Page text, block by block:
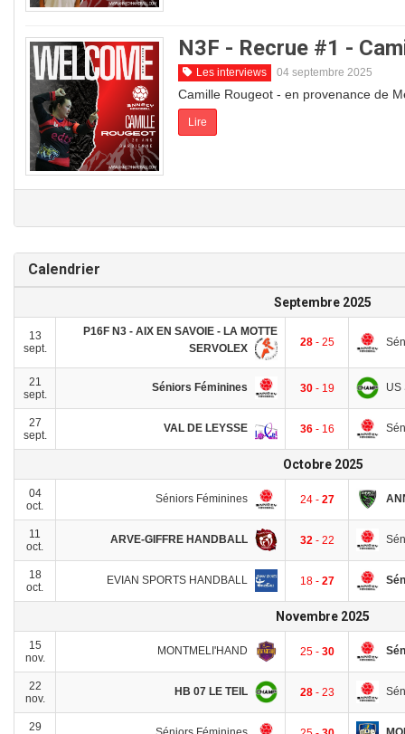
N3F - Recrue #1 -
Les interviews 04 septembre 2025
Camille Rougeot - en provenance de
Lire
Calendrier
Septembre 2025
13
sept.
P16F N3 - AIX EN SAVOIE - LA MOTTE
SERVOLEX
28- 25
21
sept.
Séniors Féminines 30- 19 US
27
sept.
VAL DE LEYSSE 36- 16
Octobre 2025
04
oct.
Séniors Féminines 24 - 27
11
oct.
ARVE-GIFFRE HANDBALL 32 - 22
18
oct.
EVIAN SPORTS HANDBALL 18 - 27
Novembre 2025
15
nov.
MONTMELI'HAND 25 - 30
22
nov.
HB 07 LE TEIL 28- 23
29
Séniors Féminines